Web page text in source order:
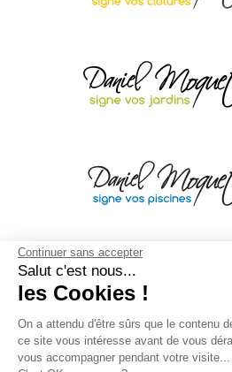
Continuer sans accepter
Salut c'est nous...
les Cookies !
On a attendu d'être sûrs que le contenu
ce site vous intéresse avant de vous
vous accompagner pendant votre visite...